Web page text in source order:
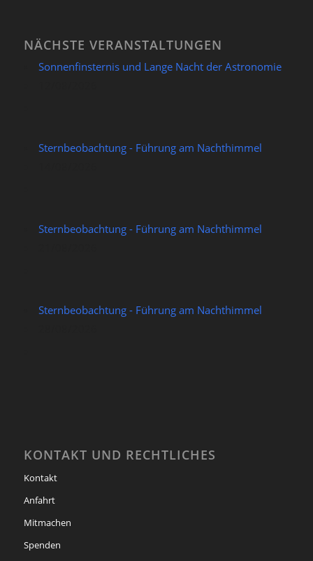
NÄCHSTE VERANSTALTUNGEN
Sonnenfinsternis und Lange Nacht der Astronomie
Sternbeobachtung - Führung am Nachthimmel
Sternbeobachtung - Führung am Nachthimmel
Sternbeobachtung - Führung am Nachthimmel
KONTAKT UND RECHTLICHES
Kontakt
Anfahrt
Mitmachen
Spenden